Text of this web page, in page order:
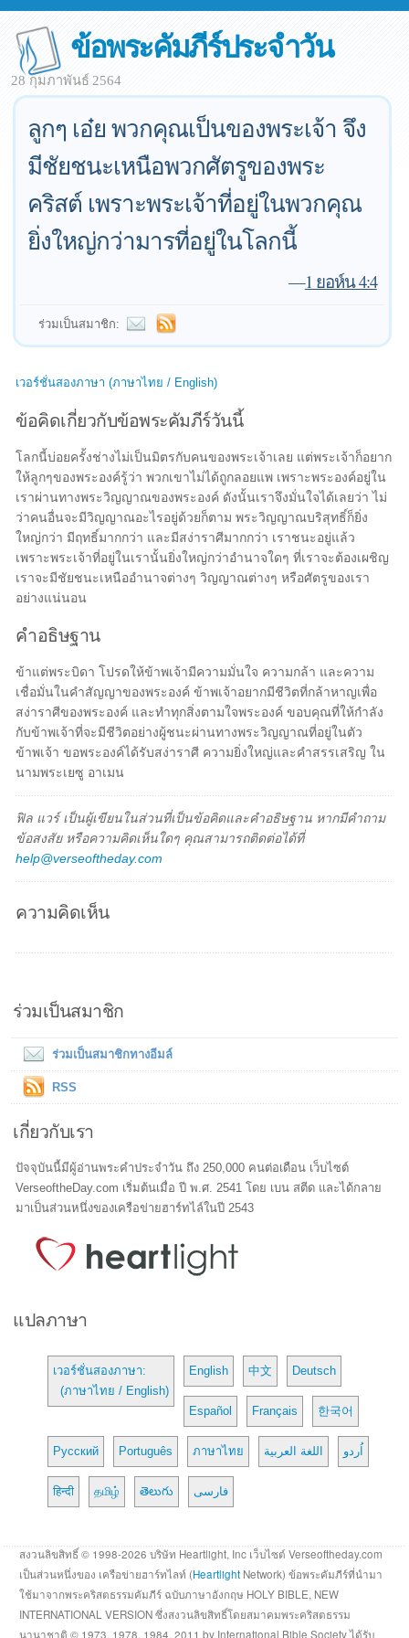
ข้อพระคัมภีร์ประจำวัน
28 กุมภาพันธ์ 2564
ลูกๆ เอ๋ย พวกคุณเป็นของพระเจ้า จึง
มีชัยชนะเหนือพวกศัตรูของพระ
คริสต์ เพราะพระเจ้าที่อยู่ในพวกคุณ
ยิ่งใหญ่กว่ามารที่อยู่ในโลกนี้
—1 ยอห์น 4:4
ร่วมเป็นสมาชิก:
เวอร์ชั่นสองภาษา (ภาษาไทย / English)
ข้อคิดเกี่ยวกับข้อพระคัมภีร์วันนี้
โลกนี้บ่อยครั้งช่างไม่เป็นมิตรกับคนของพระเจ้าเลย แต่พระเจ้าก็อยาก
ให้ลูกๆของพระองค์รู้ว่า พวกเขาไม่ได้ถูกลอยแพ เพราะพระองค์อยู่ใน
เราผ่านทางพระวิญญาณของพระองค์ ดังนั้นเราจึงมั่นใจได้เลยว่า ไม่
ว่าคนอื่นจะมีวิญญาณอะไรอยู่ด้วยก็ตาม พระวิญญาณบริสุทธิ์ก็ยิ่ง
ใหญ่กว่า มีฤทธิ์มากกว่า และมีสง่าราศีมากกว่า เราชนะอยู่แล้ว
เพราะพระเจ้าที่อยู่ในเรานั้นยิ่งใหญ่กว่าอำนาจใดๆ ที่เราจะต้องเผชิญ
เราจะมีชัยชนะเหนืออำนาจต่างๆ วิญญาณต่างๆ หรือศัตรูของเรา
อย่างแน่นอน
คำอธิษฐาน
ข้าแต่พระบิดา โปรดให้ข้าพเจ้ามีความมั่นใจ ความกล้า และความ
เชื่อมั่นในคำสัญญาของพระองค์ ข้าพเจ้าอยากมีชีวิตที่กล้าหาญเพื่อ
สง่าราศีของพระองค์ และทำทุกสิ่งตามใจพระองค์ ขอบคุณที่ให้กำลัง
กับข้าพเจ้าที่จะมีชีวิตอย่างผู้ชนะผ่านทางพระวิญญาณที่อยู่ในตัว
ข้าพเจ้า ขอพระองค์ได้รับสง่าราศี ความยิ่งใหญ่และคำสรรเสริญ ใน
นามพระเยซู อาเมน
ฟิล แวร์ เป็นผู้เขียนในส่วนที่เป็นข้อคิดและคำอธิษฐาน หากมีคำถาม
ข้อสงสัย หรือความคิดเห็นใดๆ คุณสามารถติดต่อได้ที่
help@verseoftheday.com
ความคิดเห็น
ร่วมเป็นสมาชิก
ร่วมเป็นสมาชิกทางอีมล์
RSS
เกี่ยวกับเรา
ปัจจุบันนี้มีผู้อ่านพระคำประจำวัน ถึง 250,000 คนต่อเดือน เว็บไซต์
VerseoftheDay.com เริ่มต้นเมื่อ ปี พ.ศ. 2541 โดย เบน สตีด และได้กลาย
มาเป็นส่วนหนึ่งของเครือข่ายฮาร์ทไล์ในปี 2543
แปลภาษา
เวอร์ชั่นสองภาษา:
(ภาษาไทย / English)
English 中文 Deutsch
Español Français 한국어
Русский Português ภาษาไทย اللغة العربية اُردو
हिन्दी தமிழ் తెలుగు فارسی
สงวนลิขสิทธิ์ © 1998-2026 บริษัท Heartlight, Inc เว็บไซต์ Verseoftheday.com
เป็นส่วนหนึ่งของ เครือข่ายฮาร์ทไลท์ (Heartlight Network) ข้อพระคัมภีร์ที่นำมา
ใช้มาจากพระคริสตธรรมคัมภีร์ ฉบับภาษาอังกฤษ HOLY BIBLE, NEW
INTERNATIONAL VERSION ซึ่งสงวนลิขสิทธิ์โดยสมาคมพระคริสตธรรม
นานาชาติ © 1973, 1978, 1984, 2011 by International Bible Society ได้รับ